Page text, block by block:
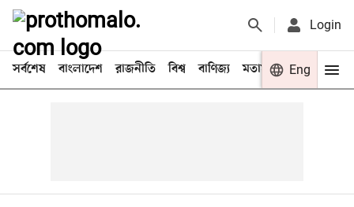
Login
সর্বশেষ বাংলাদেশ রাজনীতি বিশ্ব বাণিজ্য মতামত খেলা
Eng